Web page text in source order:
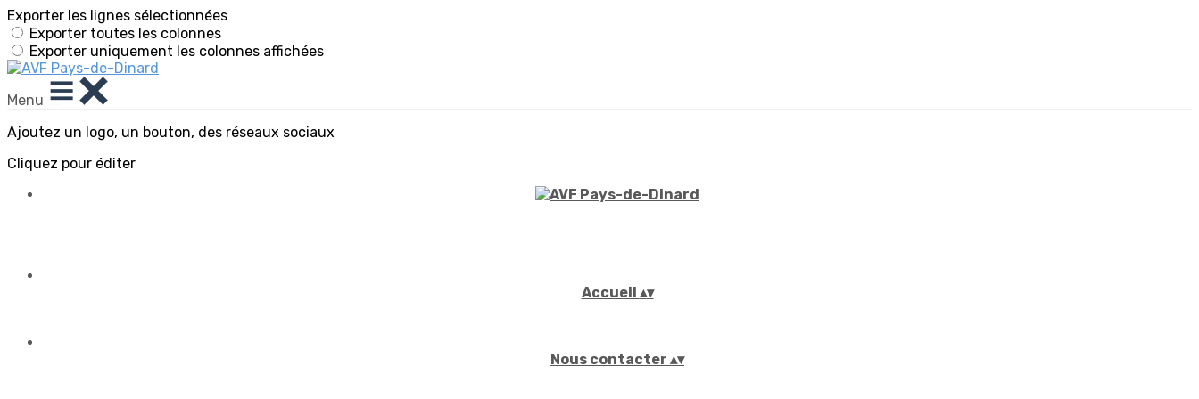
Exporter les lignes sélectionnées
Exporter toutes les colonnes
Exporter uniquement les colonnes affichées
Menu
Ajoutez un logo, un bouton, des réseaux sociaux
Cliquez pour éditer
Accueil ▴▾
Nous contacter ▴▾